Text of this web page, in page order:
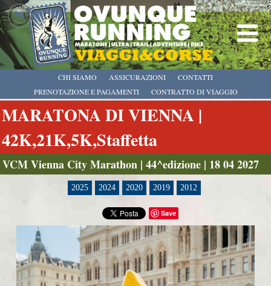
CHI SIAMO
PRENOTAZIONE E PAGAMENTI
CONTRATTO DI VIAGGIO
ASSICURAZIONI CONTATTI
MARATONA DI VIENNA |
42K,21K,5K,Staffetta
VCM Vienna City Marathon | 44^edizione | 18 04 2027
2025 2024 2020 2019 2012
Save